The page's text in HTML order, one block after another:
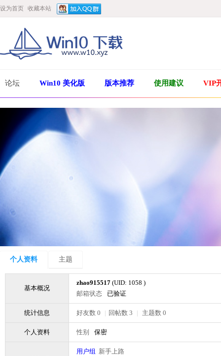
设为首页 收藏本站
论坛 Win10 美化版 版本推荐 使用建议 VIP
个人资料 主题
基本概况
zhao915517 (UID: 1058 )
邮箱状态
已验证
统计信息 好友数 0 | 回帖数 3 | 主题数 0
个人资料 性别 保密
用户组 新手上路